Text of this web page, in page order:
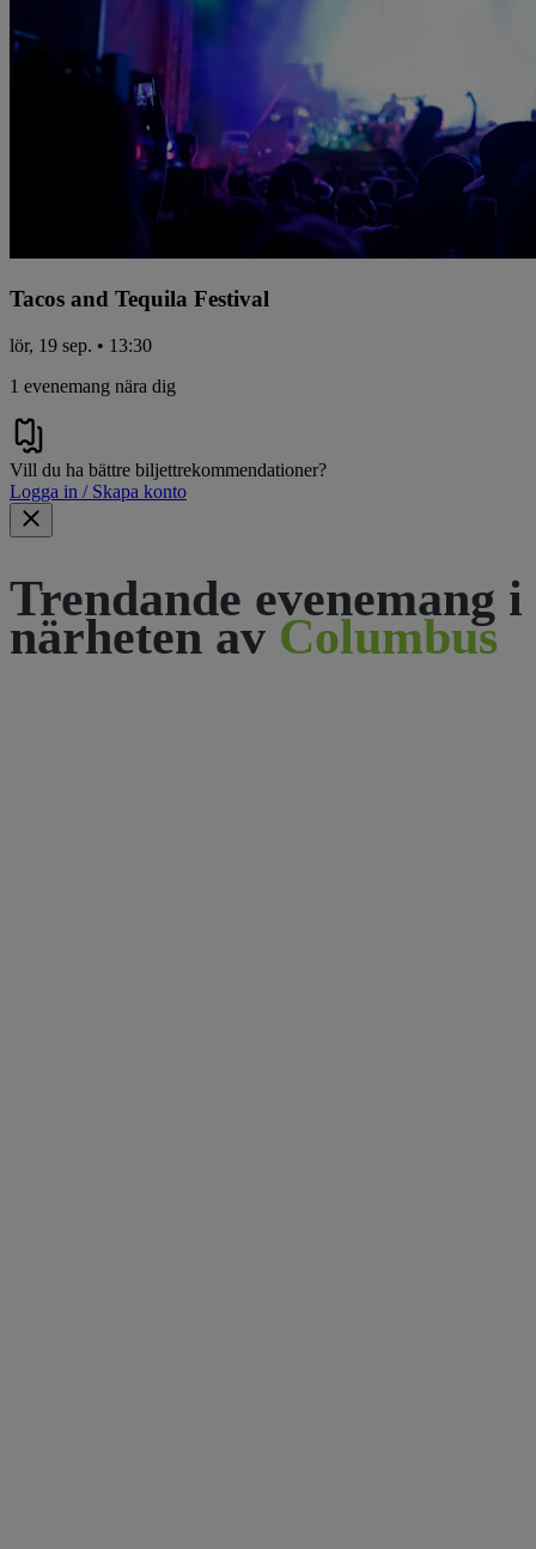
Tacos and Tequila Festival
lör, 19 sep. • 13:30
1 evenemang nära dig
Vill du ha bättre biljettrekommendationer?
Logga in / Skapa konto
Trendande evenemang i
närheten av Columbus